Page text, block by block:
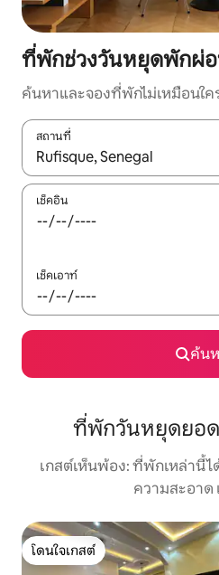
ที่พักช่วงวันหยุดพักผ่
ค้นหาและจองที่พักไม่เหมือนใค
สถานที่
ใช้ลูกศรขึ้นลง หรือใช้การสัมผัสห
เช็คอิน
เช็คเอาท์
ค้น
ที่พักวันหยุดยอ
เกสต์เห็นพ้อง: ที่พักเหล่านี้
ความสะอาด
โดนใจเกสต์
โดนใจเกสต์